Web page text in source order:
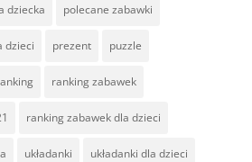
dziecka polecane zabawki
dzieci prezent puzzle
ranking zabawek
ranking zabawek dla dzieci
układanki układanki dla dzieci